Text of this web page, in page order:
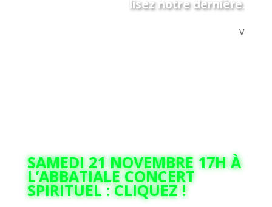
lisez notre dernière...
V
SAMEDI 21 NOVEMBRE 17H À
L’ABBATIALE CONCERT
SPIRITUEL : CLIQUEZ !